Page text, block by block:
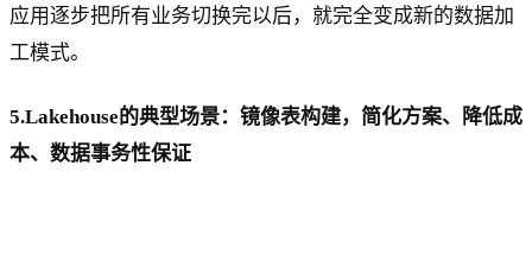
应用逐步把所有业务切换完以后，就完全变成新的数据加
工模式。
5.Lakehouse的典型场景：镜像表构建，简化方案、降低成
本、数据事务性保证